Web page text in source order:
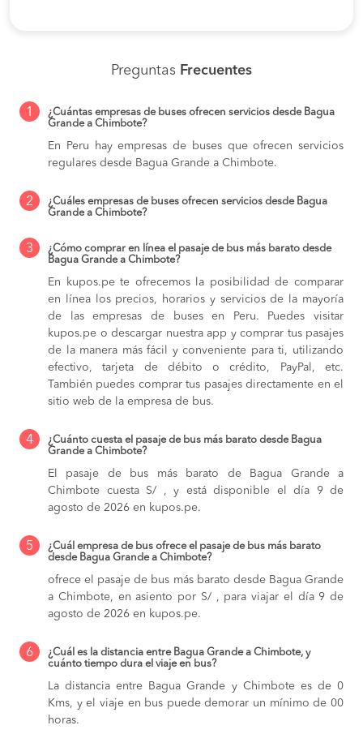
Preguntas Frecuentes
1
¿Cuántas empresas de buses ofrecen servicios desde Bagua
Grande a Chimbote?
En Peru hay empresas de buses que ofrecen servicios
regulares desde Bagua Grande a Chimbote.
2
¿Cuáles empresas de buses ofrecen servicios desde Bagua
Grande a Chimbote?
3
¿Cómo comprar en línea el pasaje de bus más barato desde
Bagua Grande a Chimbote?
En kupos.pe te ofrecemos la posibilidad de comparar
en línea los precios, horarios y servicios de la mayoría
de las empresas de buses en Peru. Puedes visitar
kupos.pe o descargar nuestra app y comprar tus pasajes
de la manera más fácil y conveniente para ti, utilizando
efectivo, tarjeta de débito o crédito, PayPal, etc.
También puedes comprar tus pasajes directamente en el
sitio web de la empresa de bus.
4
¿Cuánto cuesta el pasaje de bus más barato desde Bagua
Grande a Chimbote?
El pasaje de bus más barato de Bagua Grande a
Chimbote cuesta S/ , y está disponible el día 9 de
agosto de 2026 en kupos.pe.
5
¿Cuál empresa de bus ofrece el pasaje de bus más barato
desde Bagua Grande a Chimbote?
ofrece el pasaje de bus más barato desde Bagua Grande
a Chimbote, en asiento por S/ , para viajar el día 9 de
agosto de 2026 en kupos.pe.
6
¿Cuál es la distancia entre Bagua Grande a Chimbote, y
cuánto tiempo dura el viaje en bus?
La distancia entre Bagua Grande y Chimbote es de 0
Kms, y el viaje en bus puede demorar un mínimo de 00
horas.